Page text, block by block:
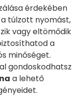
érdekében
túlzott nyomást,
vagy eltömődik
a
minőséget.
gondoskodhatsz
a lehető